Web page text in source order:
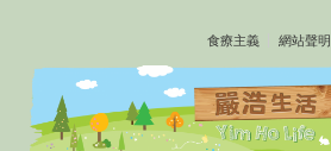
TO
MAIN
CONTENT
食療主義 網站聲明